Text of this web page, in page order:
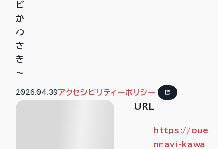
ビ
か
わ
さ
き
～
2026.04.30アクセシビリティーポリシー
URL
https://oue
nnavi-kawa